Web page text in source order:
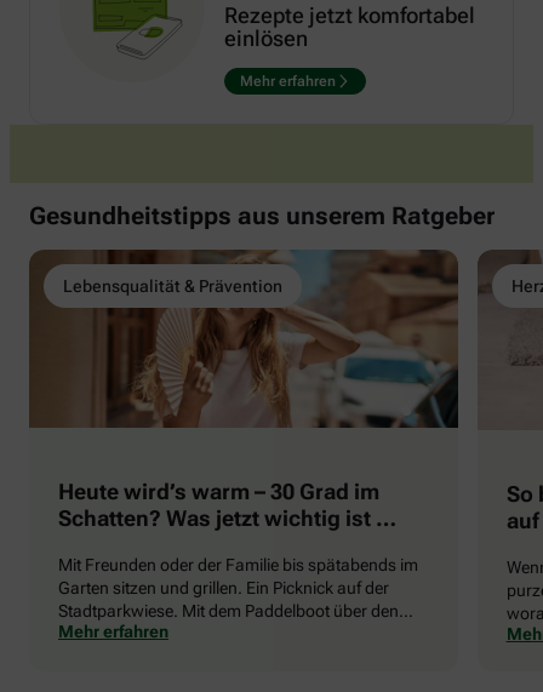
Rezepte jetzt komfortabel
einlösen
Mehr erfahren
Gesundheitstipps aus unserem Ratgeber
Lebensqualität & Prävention
Heute wird’s warm – 30 Grad im
Schatten? Was jetzt wichtig ist …
Mit Freunden oder der Familie bis spätabends im
Garten sitzen und grillen. Ein Picknick auf der
Stadtparkwiese. Mit dem Paddelboot über den
See gleiten oder eine Radtour durch die blühende
Mehr erfahren
So
die